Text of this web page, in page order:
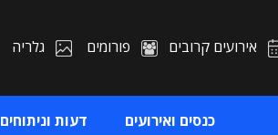
אירועים קרובים פורומים גלריה
כנסים ואירועים דעות וניתוחים